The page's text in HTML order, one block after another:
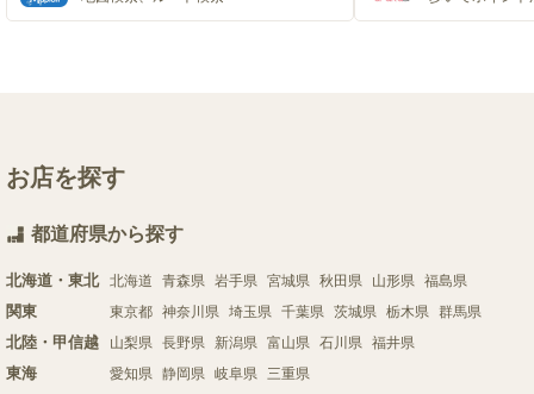
お店を探す
都道府県から探す
北海道・東北 北海道 青森県 岩手県 宮城県 秋田県 山形県 福島県
関東 東京都 神奈川県 埼玉県 千葉県 茨城県 栃木県 群馬県
北陸・甲信越 山梨県 長野県 新潟県 富山県 石川県 福井県
東海 愛知県 静岡県 岐阜県 三重県